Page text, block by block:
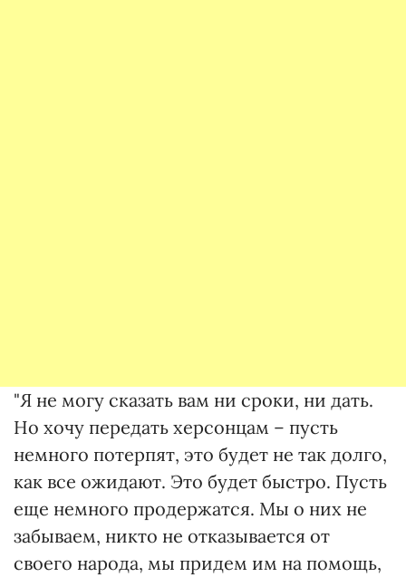
"Я не могу сказать вам ни сроки, ни дать.
Но хочу передать херсонцам – пусть
немного потерпят, это будет не так долго,
как все ожидают. Это будет быстро. Пусть
еще немного продержатся. Мы о них не
забываем, никто не отказывается от
своего народа, мы придем им на помощь,